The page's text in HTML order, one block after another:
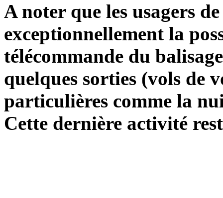
A noter que les usagers
exceptionnellement la
télécommande du
quelques sorties (vols de
particulières comme la
Cette dernière activité